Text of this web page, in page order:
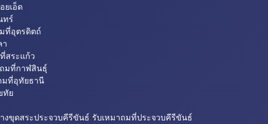
ยเอ็ด
ทร์
ที่อุตรดิตถ์
า
สระแก้ว
มที่กาฬสินธุ์
มที่อุทัยธานี
ทัย
ขุดสระประจวบคีรีขันธ์ รับเหมาถมที่ประจวบคีรีขันธ์